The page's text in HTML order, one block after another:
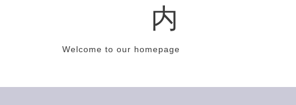
内
Welcome to our homepage